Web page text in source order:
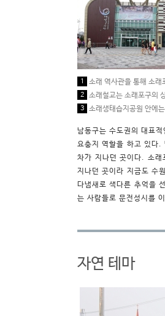
1 소래 역사관을 통해 소래
2 소래철교는 소래포구의
3 소래생태습지공원 안에
남동구는 수도권의 대표
요충지 역할을 하고 있다.
차가 지나던 곳이다. 소
지나던 곳이라 지금도 수
다냄새로 색다른 추억을
는 사람들로 문전성시를
자연 테마